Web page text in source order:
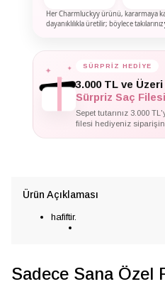
Her Charmluckyy ürünü, kararmaya
dayanıklılıkla üretilir; böylece takılarınız
✦ SÜRPRİZ HEDİYE
3.000 TL ve
Sürpriz Saç
Sepet tutarınız 3.000
filesi hediyeniz
Ürün Açıklaması
hafiftir.
Sadece Sana Özel